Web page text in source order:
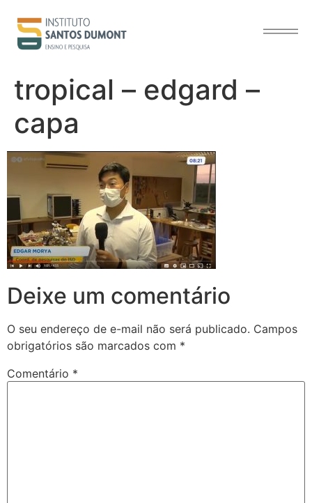
conteúdo
tropical – edgard –
capa
Deixe um comentário
O seu endereço de e-mail não será publicado. Campos
obrigatórios são marcados com *
Comentário *